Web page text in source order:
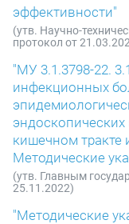
эффективности"
(утв. Научно-
протокол от
"МУ 3.1.3798-22.
инфекционных
кишечном тракте
Методические
(утв. Главным
25.11.2022)
"Методические